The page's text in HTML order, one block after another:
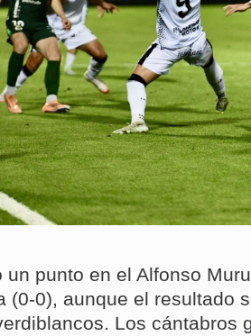
un punto en el Alfonso
(0-0), aunque el resultado
Los cántabros